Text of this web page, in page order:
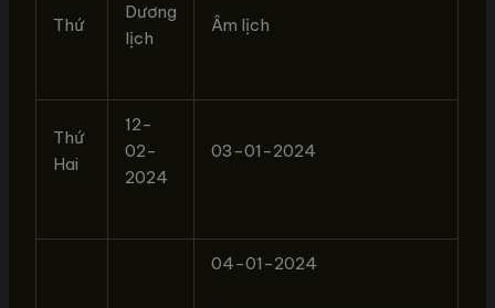
Thứ
Dương
lịch
Âm lịch
Thứ
Hai
12-
02-
2024
03-01-2024
04-01-2024